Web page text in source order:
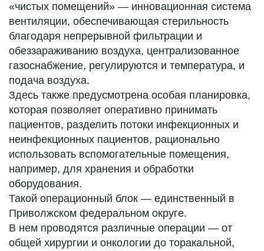
«чистых помещений» — инновационная система
вентиляции, обеспечивающая стерильность
благодаря непрерывной фильтрации и
обеззараживанию воздуха, централизованное
газоснабжение, регулируются и температура, и
подача воздуха.
Здесь также предусмотрена особая планировка,
которая позволяет оперативно принимать
пациентов, разделить потоки инфекционных и
неинфекционных пациентов, рационально
использовать вспомогательные помещения,
например, для хранения и обработки
оборудования.
Такой операционный блок — единственный в
Приволжском федеральном округе.
В нем проводятся различные операции — от
общей хирургии и онкологии до торакальной,